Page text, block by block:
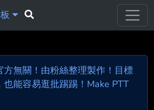
方無關！由粉絲整理製作！目標
也能容易逛批踢踢！Make PTT